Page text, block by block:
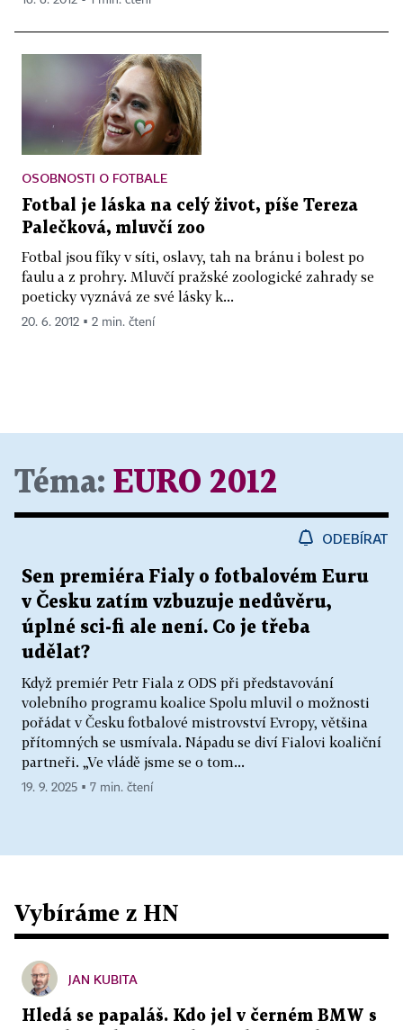
OSOBNOSTI O FOTBALE
Fotbal je láska na celý život, píše Tereza
Palečková, mluvčí zoo
Fotbal jsou fíky v síti, oslavy, tah na bránu i bolest po
faulu a z prohry. Mluvčí pražské zoologické zahrady se
poeticky vyznává ze své lásky k...
20. 6. 2012 ▪ 2 min. čtení
Téma: EURO 2012
ODEBÍRAT
Sen premiéra Fialy o fotbalovém Euru
v Česku zatím vzbuzuje nedůvěru,
úplné sci-fi ale není. Co je třeba
udělat?
Když premiér Petr Fiala z ODS při představování
volebního programu koalice Spolu mluvil o možnosti
pořádat v Česku fotbalové mistrovství Evropy, většina
přítomných se usmívala. Nápadu se diví Fialovi koaliční
partneři. „Ve vládě jsme se o tom...
19. 9. 2025 ▪ 7 min. čtení
Vybíráme z HN
JAN KUBITA
Hledá se papaláš. Kdo jel v černém BMW s